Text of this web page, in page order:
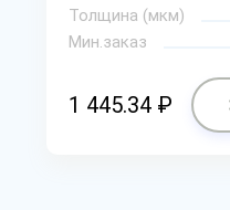
Толщина (мкм)
Мин.заказ
1 445.34 ₽